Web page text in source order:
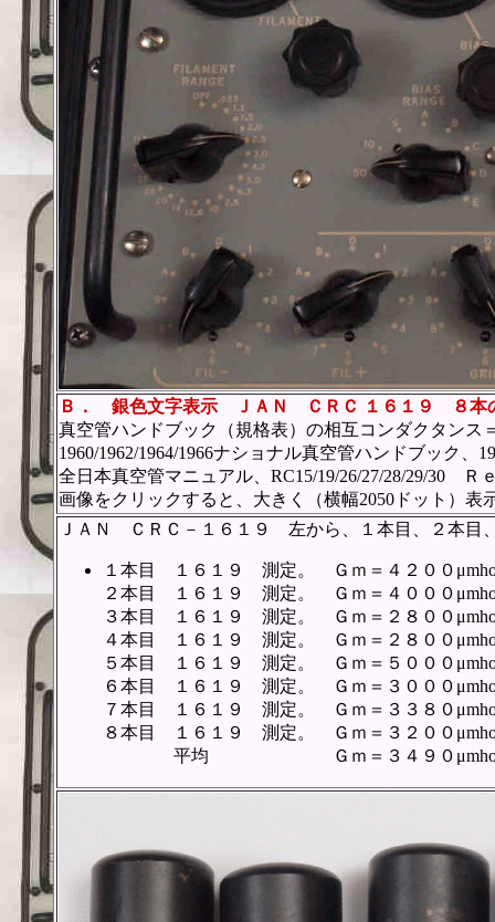
Ｂ．
銀色文字表示 ＪＡＮ ＣＲＣ １６１９ ８本
真空管ハンドブック（規格表）の相互コンダクタンス
1960/1962/1964/1966ナショナル真空管ハンドブック
全日本真空管マニュアル、RC15/19/26/27/28/29/30
画像をクリックすると、大きく（横幅2050ドット）表
ＪＡＮ ＣＲＣ－１６１９ 左から、１本目、２本目
１本目 １６１９ 測定。 Ｇｍ＝４２００μmho
２本目 １６１９ 測定。 Ｇｍ＝４０００μmho
３本目 １６１９ 測定。 Ｇｍ＝２８００μmho
４本目 １６１９ 測定。 Ｇｍ＝２８００μmho
５本目 １６１９ 測定。 Ｇｍ＝５０００μmho
６本目 １６１９ 測定。 Ｇｍ＝３０００μmho
７本目 １６１９ 測定。 Ｇｍ＝３３８０μmho
８本目 １６１９ 測定。 Ｇｍ＝３２００μmho
平均 Ｇｍ＝３４９０μmho、Ｉｐ